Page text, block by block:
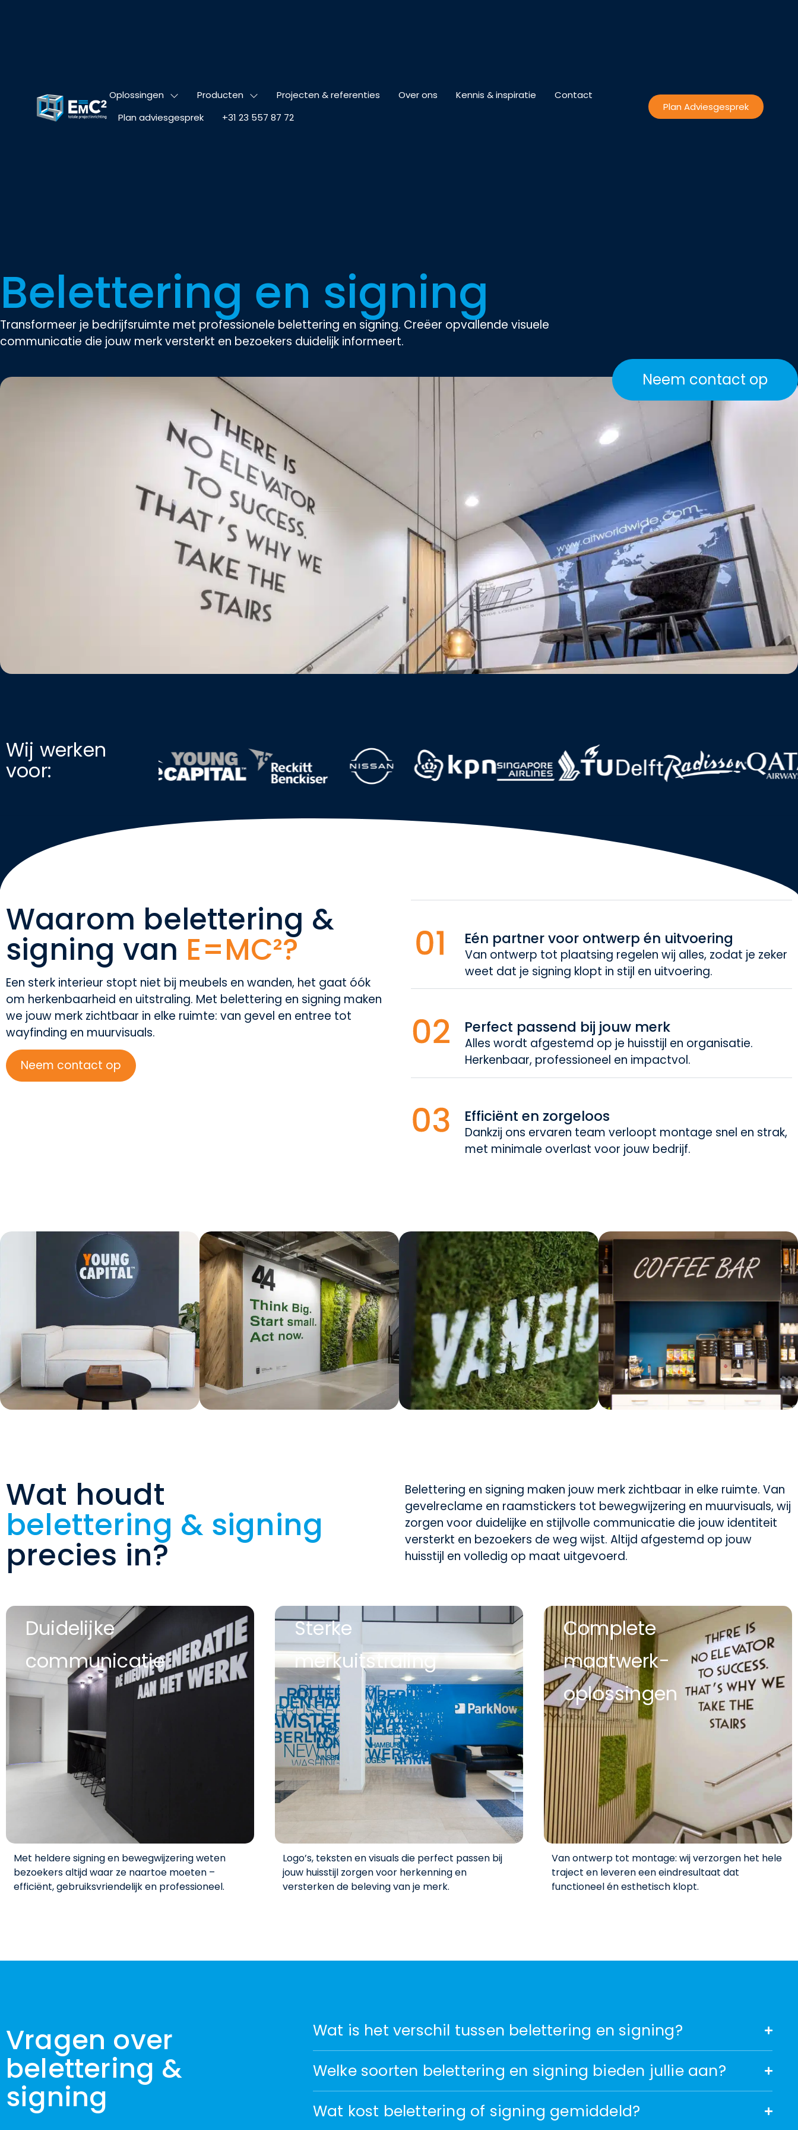
Oplossingen Producten Projecten & referenties Over ons Kennis & inspiratie
Contact
Plan adviesgesprek
+31 23 557 87 72
Plan Adviesgesprek
Belettering en signing
Transformeer je bedrijfsruimte met professionele belettering en signing. Creëer opvallende visuele
communicatie die jouw merk versterkt en bezoekers duidelijk informeert.
Neem contact op
Wij werken
voor:
Waarom belettering &
signing van E=MC²?
Een sterk interieur stopt niet bij meubels en wanden, het gaat óók
om herkenbaarheid en uitstraling. Met belettering en signing maken
we jouw merk zichtbaar in elke ruimte: van gevel en entree tot
wayfinding en muurvisuals.
Neem contact op
Eén partner voor ontwerp én uitvoering
Van ontwerp tot plaatsing regelen wij alles, zodat je zeker
weet dat je signing klopt in stijl en uitvoering.
Perfect passend bij jouw merk
Alles wordt afgestemd op je huisstijl en organisatie.
Herkenbaar, professioneel en impactvol.
Efficiënt en zorgeloos
Dankzij ons ervaren team verloopt montage snel en strak,
met minimale overlast voor jouw bedrijf.
Wat houdt
belettering & signing
precies in?
Belettering en signing maken jouw merk zichtbaar in elke ruimte. Van
gevelreclame en raamstickers tot bewegwijzering en muurvisuals, wij
zorgen voor duidelijke en stijlvolle communicatie die jouw identiteit
versterkt en bezoekers de weg wijst. Altijd afgestemd op jouw
huisstijl en volledig op maat uitgevoerd.
Duidelijke
communicatie
Met heldere signing en bewegwijzering weten
bezoekers altijd waar ze naartoe moeten –
efficiënt, gebruiksvriendelijk en professioneel.
Sterke
merkuitstraling
Logo’s, teksten en visuals die perfect passen bij
jouw huisstijl zorgen voor herkenning en
versterken de beleving van je merk.
Complete
maatwerk-
oplossingen
Van ontwerp tot montage: wij verzorgen het hele
traject en leveren een eindresultaat dat
functioneel én esthetisch klopt.
Vragen over
belettering &
signing
Wat is het verschil tussen belettering en signing?
Welke soorten belettering en signing bieden jullie aan?
Wat kost belettering of signing gemiddeld?